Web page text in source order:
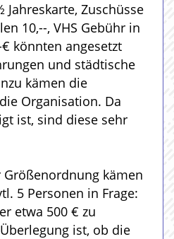
Zuschüsse
10,--, VHS Gebühr in
könnten angesetzt
und städtische
kämen die
Organisation. Da
ist, sind diese sehr
kämen
5 Personen in Frage:
etwa 500 € zu
ist, ob die